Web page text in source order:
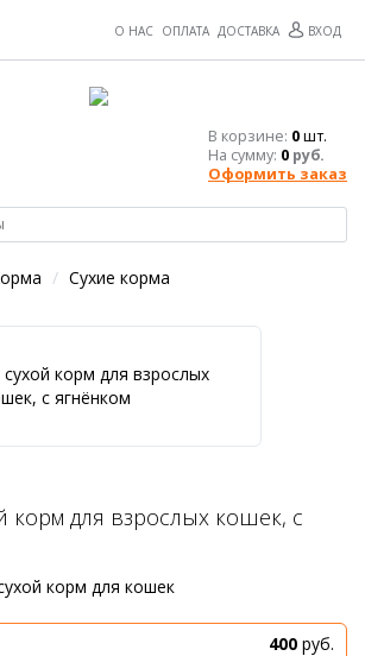
О НАС ОПЛАТА ДОСТАВКА ВХОД
В корзине: 0шт.
На сумму: 0 руб.
Оформить заказ
/ Сухие корма
корм для взрослых кошек, с
корм для кошек
400 руб.